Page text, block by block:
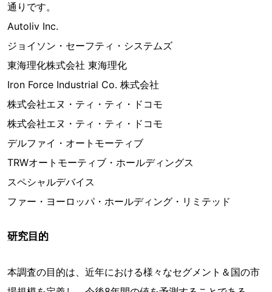
通りです。
Autoliv Inc.
ジョイソン・セーフティ・システムズ
東海理化株式会社 東海理化
Iron Force Industrial Co. 株式会社
株式会社エヌ・ティ・ティ・ドコモ
株式会社エヌ・ティ・ティ・ドコモ
デルファイ・オートモーティブ
TRWオートモーティブ・ホールディングス
スペシャルデバイス
ファー・ヨーロッパ・ホールディング・リミテッド
研究目的
本調査の目的は、近年における様々なセグメント＆国の市